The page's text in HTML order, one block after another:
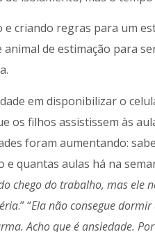
criando regras para um
de estimação para
em disponibilizar o
os filhos assistissem às
foram aumentando:
quantas aulas há na
chego do trabalho, mas ele
.” “Ela não consegue
Acho que é ansiedade.